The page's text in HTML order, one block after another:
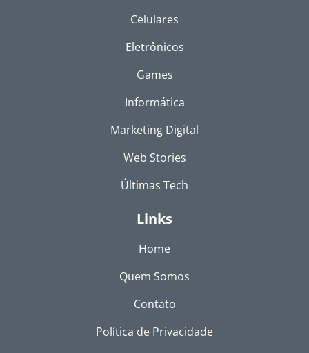
Celulares
Eletrônicos
Games
Informática
Marketing Digital
Web Stories
Últimas Tech
Links
Home
Quem Somos
Contato
Política de Privacidade